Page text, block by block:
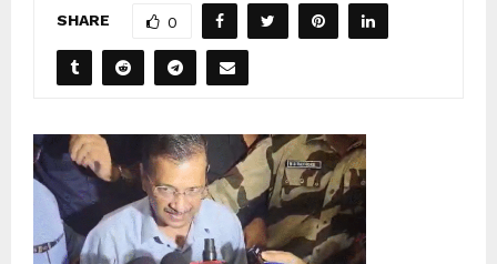
SHARE 0